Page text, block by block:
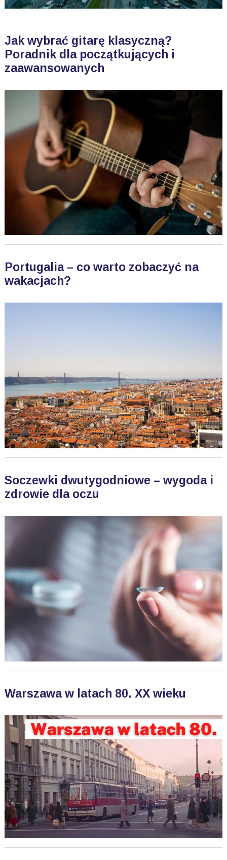
Jak wybrać gitarę klasyczną?
Poradnik dla początkujących i
zaawansowanych
Portugalia – co warto zobaczyć na
wakacjach?
Soczewki dwutygodniowe – wygoda i
zdrowie dla oczu
Warszawa w latach 80. XX wieku